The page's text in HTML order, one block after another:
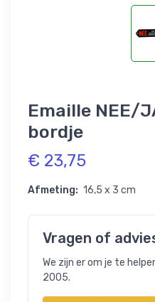
Emaille NEE/
bordje
€ 23,75
Afmeting: 16,5 x 3 cm
Vragen of
We zijn er om je te
2005.